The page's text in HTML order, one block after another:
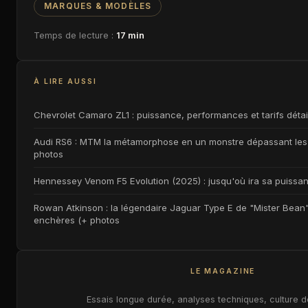
MARQUES & MODÈLES
Temps de lecture : 17 min
À LIRE AUSSI
Chevrolet Camaro ZL1 : puissance, performances et tarifs
Audi RS6 : MTM la métamorphose en un monstre dépassant
photos
Hennessey Venom F5 Evolution (2025) : jusqu'où ira sa
Rowan Atkinson : la légendaire Jaguar Type E de "Mister
enchères (+ photos
LE MAGAZINE
Essais longue durée, analyses techniques, culture